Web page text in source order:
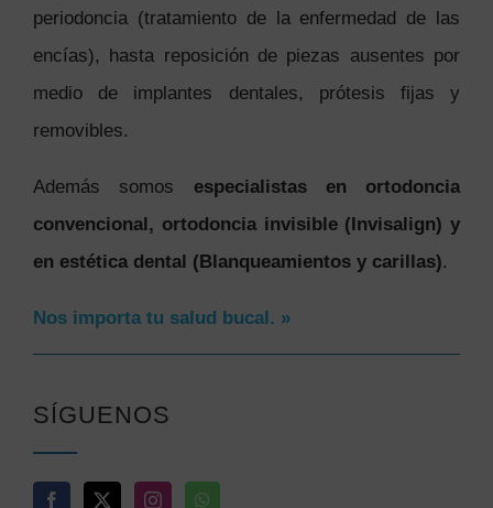
periodoncia (tratamiento de la enfermedad de las
encías), hasta reposición de piezas ausentes por
medio de implantes dentales, prótesis fijas y
removibles.
Además somos especialistas en ortodoncia
convencional, ortodoncia invisible (Invisalign) y
en estética dental (Blanqueamientos y carillas).
Nos importa tu salud bucal. »
SÍGUENOS